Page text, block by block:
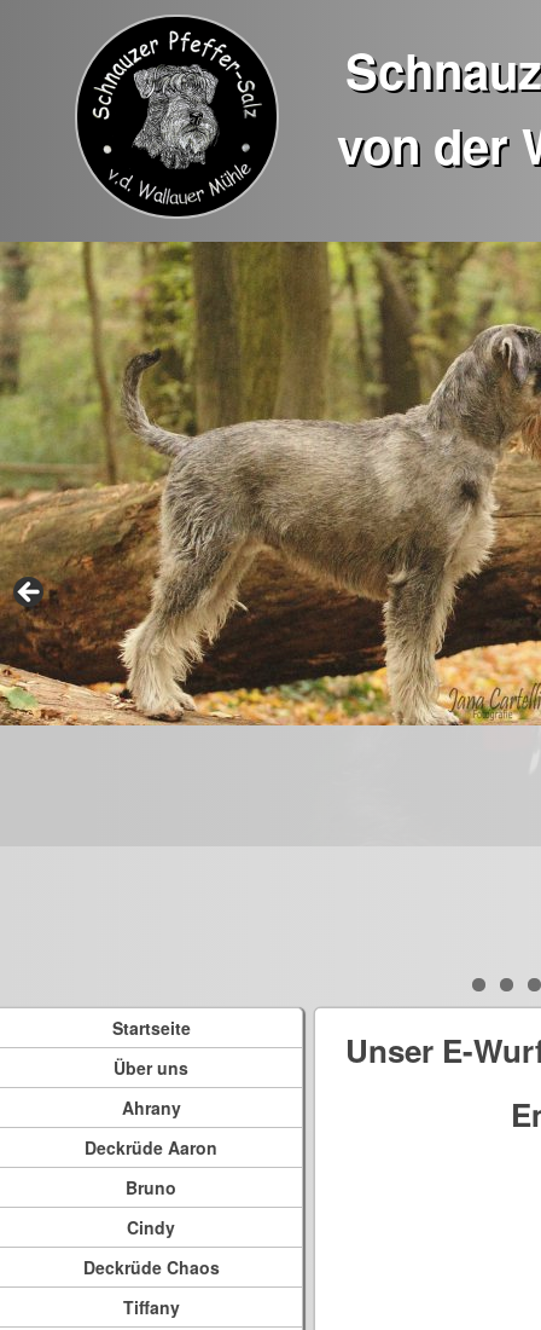
von der
Startseite
Über uns
Ahrany
Deckrüde Aaron
Bruno
Cindy
Deckrüde Chaos
Tiffany
Unser E-